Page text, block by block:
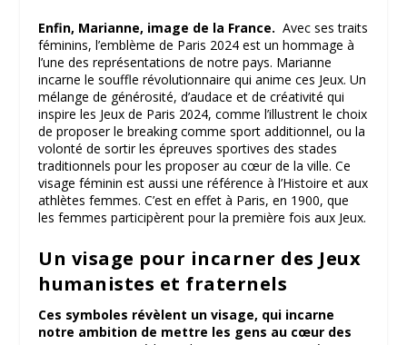
Enfin, Marianne, image de la France. Avec ses traits
féminins, l’emblème de Paris 2024 est un hommage à
l’une des représentations de notre pays. Marianne
incarne le souffle révolutionnaire qui anime ces Jeux. Un
mélange de générosité, d’audace et de créativité qui
inspire les Jeux de Paris 2024, comme l’illustrent le choix
de proposer le breaking comme sport additionnel, ou la
volonté de sortir les épreuves sportives des stades
traditionnels pour les proposer au cœur de la ville. Ce
visage féminin est aussi une référence à l’Histoire et aux
athlètes femmes. C’est en effet à Paris, en 1900, que
les femmes participèrent pour la première fois aux Jeux.
Un visage pour incarner des Jeux
humanistes et fraternels
Ces symboles révèlent un visage, qui incarne
notre ambition de mettre les gens au cœur des